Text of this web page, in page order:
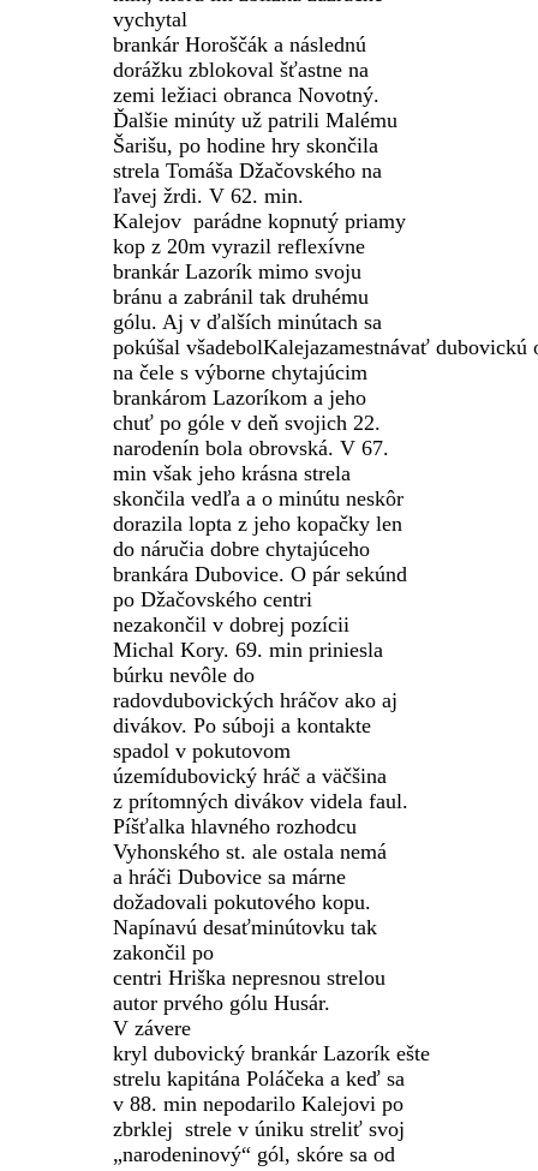
vychytal
brankárHoroščák a následnú
dorážku zblokoval šťastne na
zemi ležiaci obranca Novotný.
Ďalšie minúty už patrili Malému
Šarišu, po hodine hry skončila
strela TomášaDžačovského na
ľavejžrdi. V 62. min.
Kalejov parádne kopnutý priamy
kop z 20m vyrazil reflexívne
brankárLazorík mimo svoju
bránu a zabránil tak druhému
gólu. Aj v ďalších minútach sa
pokúšalvšadebolKalejazamestnávaťdubovickú
na čele s výborne chytajúcim
brankáromLazoríkom a jeho
chuť po góle v deň svojich 22.
narodenín bola obrovská. V 67.
min však jeho krásna strela
skončila vedľa a o minútu neskôr
dorazila lopta z jeho kopačky len
do náručia dobre chytajúceho
brankára Dubovice. O pár sekúnd
poDžačovského centri
nezakončil v dobrej pozícii
MichalKory. 69. min priniesla
búrku nevôle do
radovdubovických hráčov ako aj
divákov. Po súboji a kontakte
spadolv pokutovom
územídubovický hráč a väčšina
z prítomných divákov videla faul.
Píšťalka hlavného rozhodcu
Vyhonského st. ale ostala nemá
a hráči Dubovice sa márne
dožadovali pokutového kopu.
Napínavú desaťminútovku tak
zakončil po
centriHriška nepresnou strelou
autor prvého gólu Husár.
V závere
kryldubovický brankárLazorík ešte
strelu kapitánaPoláčeka a keď sa
v 88. min nepodariloKalejovi po
zbrklej strele v úniku streliť svoj
„narodeninový“ gól, skóre sa od